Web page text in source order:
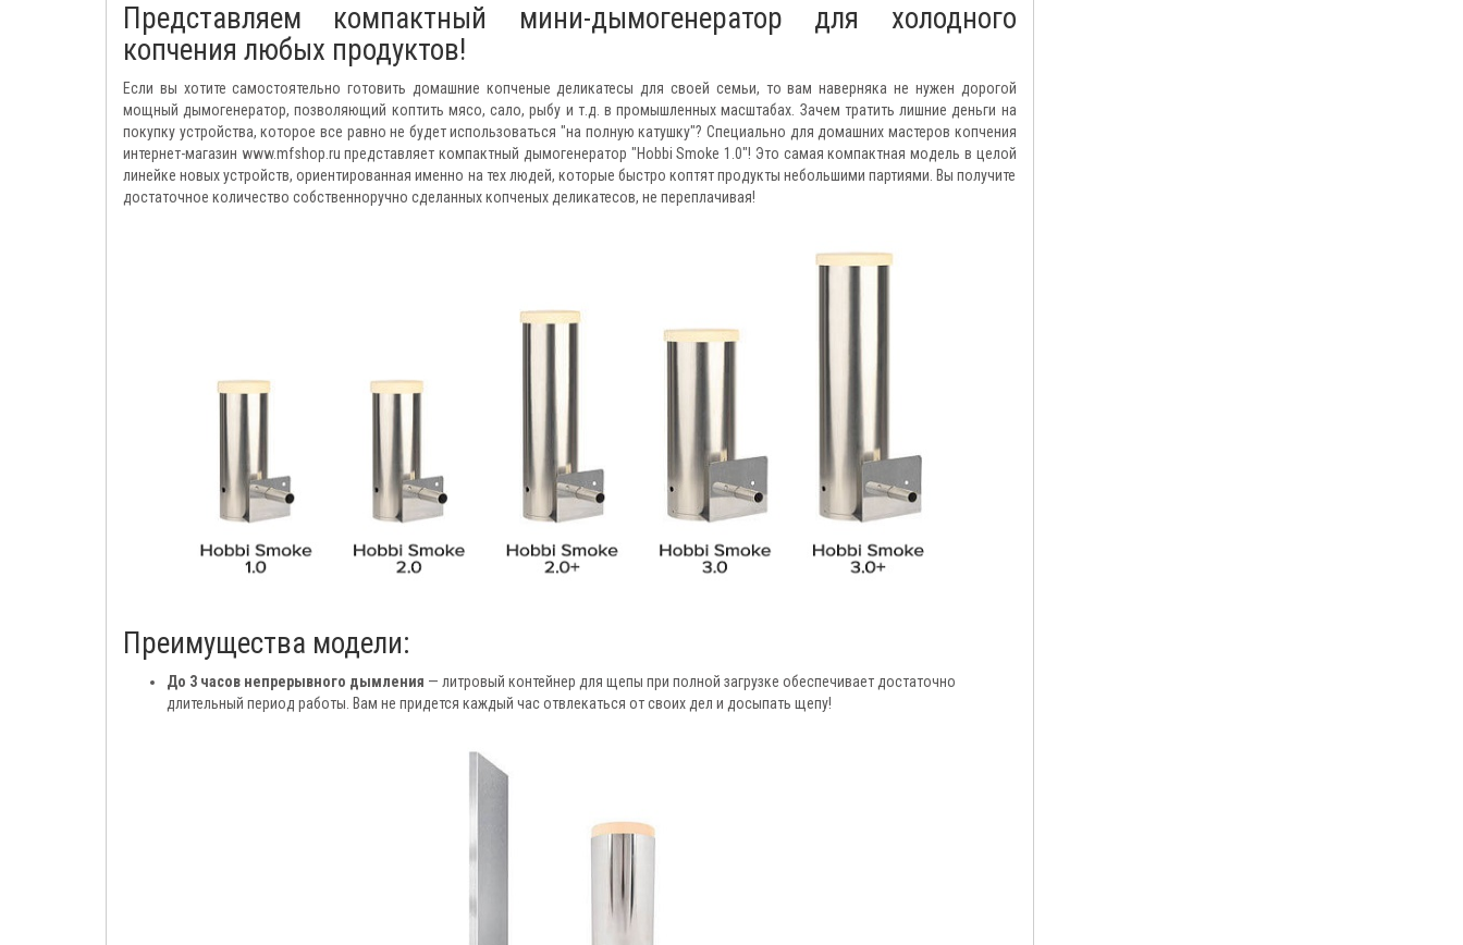
Представляем компактный мини-дымогенератор для холодного
копчения любых продуктов!
Если вы хотите самостоятельно готовить домашние копченые деликатесы для своей семьи, то вам наверняка не нужен дорогой
мощный дымогенератор, позволяющий коптить мясо, сало, рыбу и т.д. в промышленных масштабах. Зачем тратить лишние деньги на
покупку устройства, которое все равно не будет использоваться "на полную катушку"? Специально для домашних мастеров копчения
интернет-магазин www.mfshop.ru представляет компактный дымогенератор "Hobbi Smoke 1.0"! Это самая компактная модель в целой
линейке новых устройств, ориентированная именно на тех людей, которые быстро коптят продукты небольшими партиями. Вы получите
достаточное количество собственноручно сделанных копченых деликатесов, не переплачивая!
Преимущества модели:
До 3 часов непрерывного дымления — литровый контейнер для щепы при полной загрузке обеспечивает достаточно
длительный период работы. Вам не придется каждый час отвлекаться от своих дел и досыпать щепу!